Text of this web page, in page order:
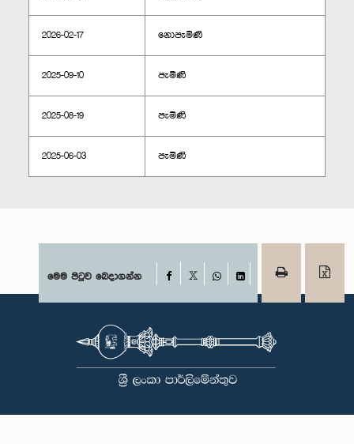
2026-02-17 නොපැමිණි
2025-09-10 පැමිණි
2025-08-19 පැමිණි
2025-06-03 පැමිණි
මෙම පිටුව බෙදාගන්න Facebook
WhatsAppLinkedIn